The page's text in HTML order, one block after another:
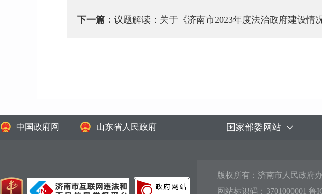
下一篇： 议题解读：关于《济南市2023年度法治政府建设情
中国政府网 山东省人民政府 国家部委网站
版权所有：济南市人民政府
网站标识码：3701000001 鲁